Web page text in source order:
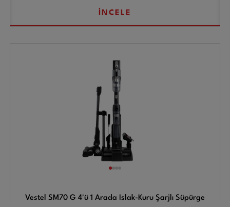
İNCELE
Vestel SM70 G 4'ü 1 Arada Islak-Kuru Şarjlı Süpürge